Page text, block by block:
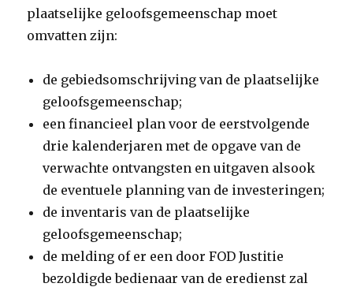
plaatselijke geloofsgemeenschap moet
omvatten zijn:
de gebiedsomschrijving van de plaatselijke
geloofsgemeenschap;
een financieel plan voor de eerstvolgende
drie kalenderjaren met de opgave van de
verwachte ontvangsten en uitgaven alsook
de eventuele planning van de investeringen;
de inventaris van de plaatselijke
geloofsgemeenschap;
de melding of er een door FOD Justitie
bezoldigde bedienaar van de eredienst zal